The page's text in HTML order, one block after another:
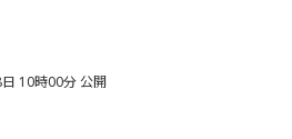
10時00分 公開